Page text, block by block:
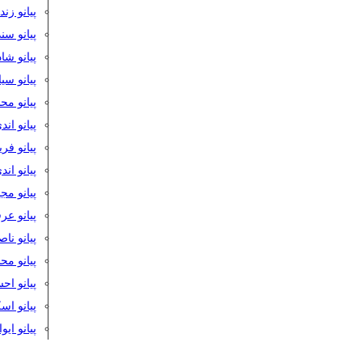
پیانو
پیانو
پیانو
پیانو
پیانو
پیانو
پیانو
پیانو
پیانو
پیانو
پیانو
پیانو
پیانو
پیانو
پیانو